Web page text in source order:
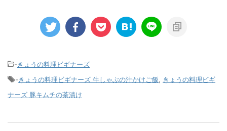
-きょうの料理ビギナーズ
-きょうの料理ビギナーズ 牛しゃぶの汁かけご飯
きょうの料理ビギ
ナーズ 豚キムチの茶漬け